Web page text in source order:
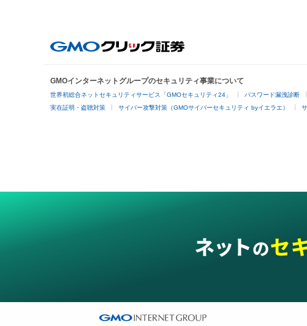
GMOインターネットグループのセキュリティ事業について
世界初総合ネットセキュリティサービス「GMOセキュリティ24」 パスワード漏洩診断
実在証明・盗聴対策 サイバー攻撃対策（GMOサイバーセキュリティ byイエラエ）